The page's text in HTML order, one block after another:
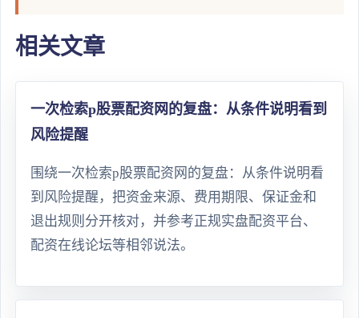
相关文章
一次检索p股票配资网的复盘：从条件说明看到
风险提醒
围绕一次检索p股票配资网的复盘：从条件说明看
到风险提醒，把资金来源、费用期限、保证金和
退出规则分开核对，并参考正规实盘配资平台、
配资在线论坛等相邻说法。